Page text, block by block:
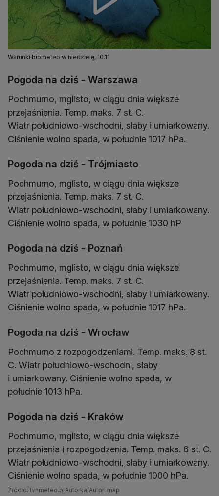
Warunki biometeo w niedzielę, 10.11
Pogoda na dziś - Warszawa
Pochmurno, mglisto, w ciągu dnia większe
przejaśnienia. Temp. maks. 7 st. C.
Wiatr południowo-wschodni, słaby i umiarkowany.
Ciśnienie wolno spada, w południe 1017 hPa.
Pogoda na dziś - Trójmiasto
Pochmurno, mglisto, w ciągu dnia większe
przejaśnienia. Temp. maks. 7 st. C.
Wiatr południowo-wschodni, słaby i umiarkowany.
Ciśnienie wolno spada, w południe 1030 hP
Pogoda na dziś - Poznań
Pochmurno, mglisto, w ciągu dnia większe
przejaśnienia. Temp. maks. 7 st. C.
Wiatr południowo-wschodni, słaby i umiarkowany.
Ciśnienie wolno spada, w południe 1017 hPa.
Pogoda na dziś - Wrocław
Pochmurno z rozpogodzeniami. Temp. maks. 8 st.
C. Wiatr południowo-wschodni, słaby
i umiarkowany. Ciśnienie wolno spada, w
południe 1013 hPa.
Pogoda na dziś - Kraków
Pochmurno, mglisto, w ciągu dnia większe
przejaśnienia i rozpogodzenia. Temp. maks. 6 st. C.
Wiatr południowo-wschodni, słaby i umiarkowany.
Ciśnienie wolno spada, w południe 1000 hPa.
Źródło: tvnmeteo.plAutorka/Autor: map